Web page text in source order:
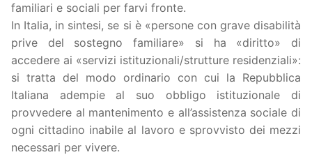
familiari e sociali per farvi fronte.
In Italia, in sintesi, se si è «persone con grave disabilità
prive del sostegno familiare» si ha «diritto» di
accedere ai «servizi istituzionali/strutture residenziali»:
si tratta del modo ordinario con cui la Repubblica
Italiana adempie al suo obbligo istituzionale di
provvedere al mantenimento e all’assistenza sociale di
ogni cittadino inabile al lavoro e sprovvisto dei mezzi
necessari per vivere.